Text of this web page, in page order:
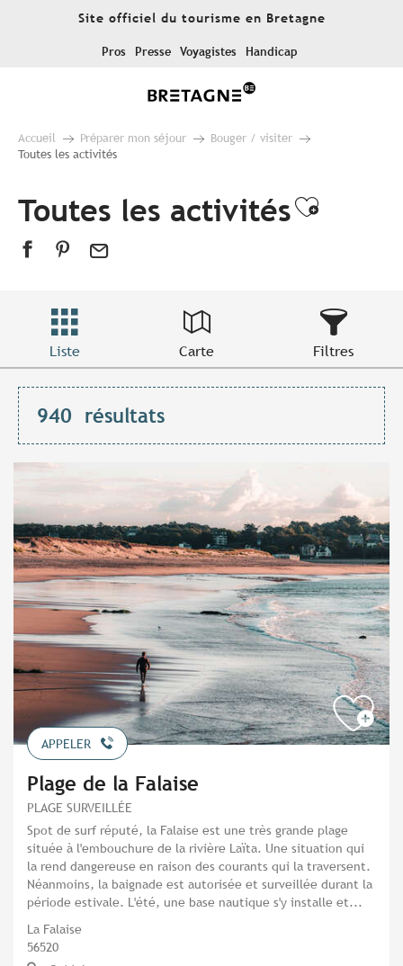
Site officiel du tourisme en Bretagne
Pros Presse Voyagistes Handicap
Accueil Préparer mon séjour
Bouger / visiter
Toutes les activités
Toutes les activités
Liste Carte Filtres
940 résultats
APPELER
Plage de la Falaise
PLAGE SURVEILLÉE
Spot de surf réputé, la Falaise est une très grande plage
située à l'embouchure de la rivière Laïta. Une situation qui
la rend dangereuse en raison des courants qui la traversent.
Néanmoins, la baignade est autorisée et surveillée durant la
période estivale. L'été, une base nautique s'y installe et...
La Falaise
56520